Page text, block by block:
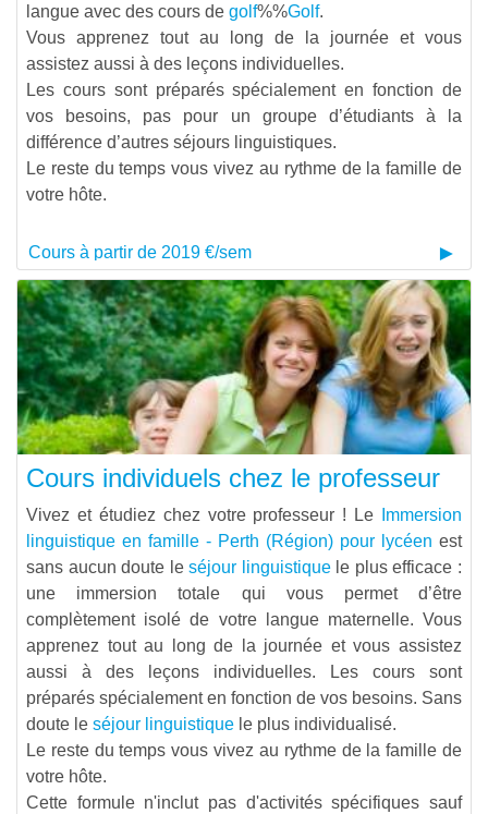
langue avec des cours de golf%%Golf.
Vous apprenez tout au long de la journée et vous
assistez aussi à des leçons individuelles.
Les cours sont préparés spécialement en fonction de
vos besoins, pas pour un groupe d’étudiants à la
différence d’autres séjours linguistiques.
Le reste du temps vous vivez au rythme de la famille de
votre hôte.
Cours à partir de 2019 €/sem
Cours individuels chez le professeur
Vivez et étudiez chez votre professeur ! Le
Immersion
linguistique en famille - Perth (Région) pour lycéen est
sans aucun doute leséjour linguistiquele plus efficace :
une immersion totale qui vous permet d’être
complètement isolé de votre langue maternelle. Vous
apprenez tout au long de la journée et vous assistez
aussi à des leçons individuelles. Les cours sont
préparés spécialement en fonction de vos besoins. Sans
doute le séjour linguistique le plus individualisé.
Le reste du temps vous vivez au rythme de la famille de
votre hôte.
Cette formule n'inclut pas d'activités spécifiques sauf